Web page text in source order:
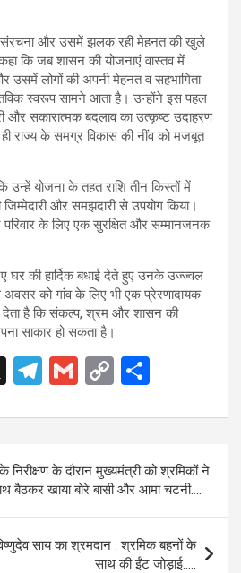
संरचना और उसमें झलक रही मेहनत की खुले
कि जब शासन की योजनाएं वास्तव में
उसमें लोगों की अपनी मेहनत व सहभागिता
स्वरूप सामने आता है। उन्होंने इस पहल
और सकारात्मक बदलाव का उत्कृष्ट उदाहरण
राज्य के समग्र विकास की नींव को मजबूत
उन्हें योजना के तहत राशि तीन किस्तों में
जिम्मेदारी और समझदारी से उपयोग किया।
के लिए एक सुरक्षित और सम्मानजनक
घर की हार्दिक बधाई देते हुए उनके उज्ज्वल
को गांव के लिए भी एक प्रेरणादायक
देता है कि संकल्प, श्रम और शासन की
साकार हो सकता है।
X
T
e
gr
a
m
G
ail
C
py
Li
n
k
ar
e
निरीक्षण के दौरान मुख्यमंत्री को श्रमिकों ने
बैठकर खाया बोरे बासी और आमा चटनी….
साय का श्रमदान : श्रमिक बहनों के
साथ की ईंट जोड़ाई…..